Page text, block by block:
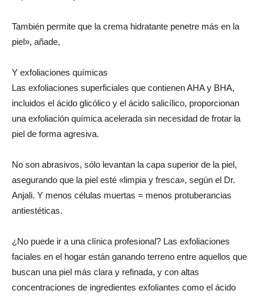
También permite que la crema hidratante penetre más en la
piel», añade,
Y exfoliaciones químicas
Las exfoliaciones superficiales que contienen AHA y BHA,
incluidos el ácido glicólico y el ácido salicílico, proporcionan
una exfoliación química acelerada sin necesidad de frotar la
piel de forma agresiva.
No son abrasivos, sólo levantan la capa superior de la piel,
asegurando que la piel esté «limpia y fresca», según el Dr.
Anjali. Y menos células muertas = menos protuberancias
antiestéticas.
¿No puede ir a una clínica profesional? Las exfoliaciones
faciales en el hogar están ganando terreno entre aquellos que
buscan una piel más clara y refinada, y con altas
concentraciones de ingredientes exfoliantes como el ácido